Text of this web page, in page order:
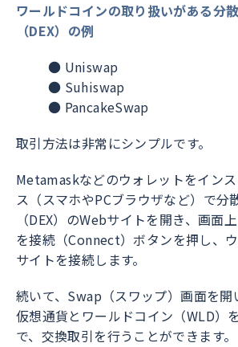
ワールドコインの取り扱いがある分
（DEX）の例
● Uniswap
● Suhiswap
● PancakeSwap
取引方法は非常にシンプルです。
Metamaskなどのウォレットをイン
ス（スマホやPCブラウザなど）で分
（DEX）のWebサイトを開き、画面
を接続（Connect）ボタンを押し、
サイトを接続します。
続いて、Swap（スワップ）画面を開
仮想通貨とワールドコイン（WLD）
で、交換取引を行うことができます。